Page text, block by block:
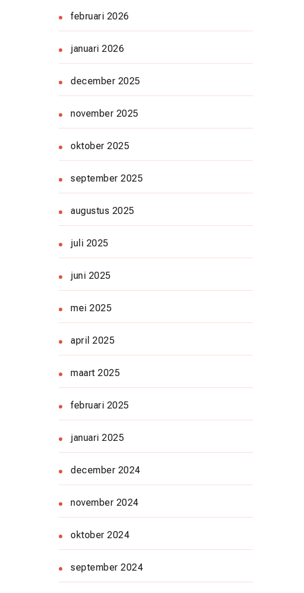
februari 2026
januari 2026
december 2025
november 2025
oktober 2025
september 2025
augustus 2025
juli 2025
juni 2025
mei 2025
april 2025
maart 2025
februari 2025
januari 2025
december 2024
november 2024
oktober 2024
september 2024